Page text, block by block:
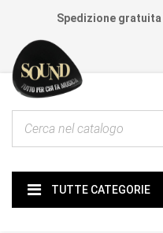
Spedizione gratuita
TUTTE CATEGORIE